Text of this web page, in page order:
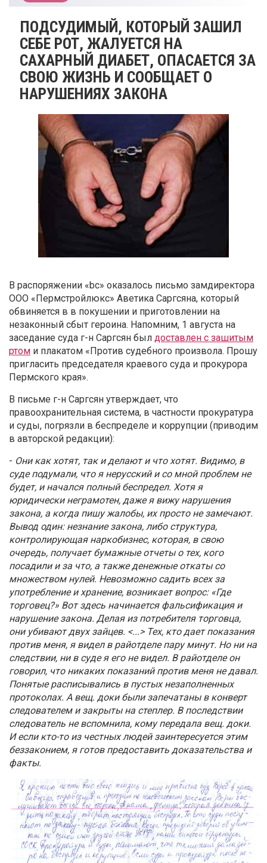
ПОДСУДИМЫЙ, КОТОРЫЙ ЗАШИЛ
СЕБЕ РОТ, ЖАЛУЕТСЯ НА
САХАРНЫЙ ДИАБЕТ, ОПАСАЕТСЯ ЗА
СВОЮ ЖИЗНЬ И СООБЩАЕТ О
НАРУШЕНИЯХ ЗАКОНА
В распоряжении «bc» оказалось письмо замдиректора
ООО «Пермстройлюкс» Аветика Саргсяна, который
обвиняется в в покушении и приготовлении на
незаконный сбыт героина. Напомним, 1 августа на
заседание суда г-н Саргсян был доставлен с зашитым
ртом и плакатом «Против судебного произвола. Прошу
пригласить председателя краевого суда и прокурора
Пермского края».
В письме г-н Саргсян утверждает, что
правоохранительная система, в частности прокуратура
и суды, погрязли в беспределе и коррупции (приводим
в авторской редакции):
- Они как хотят, так и делают и что хотят. Видимо, в
суде подумали, что я нерусский и со мной проблем не
будет, и начался полный беспредел. Хотя я
юридически неграмотен, даже я вижу нарушения
закона, а когда пишу жалобы, их просто не замечают.
Вывод один: незнание закона, либо структура,
контролирующая наркобизнес, которая, в свою
очередь, получает бумажные отчеты о тех, кого
посадили и за что, а также денежные откаты со
множеством нулей. Невозможно садить всех за
употребление и хранение, возникает вопрос: «Где
торговец?» Вот здесь начинается фальсификация и
нарушение закона. Делая из потребителя торговца,
они убивают двух зайцев. <...> Тех, кто дает показания
против меня, я видел в райотделе пару минут. Но ни на
следствии, ни в суде я его не видел. В райотделе он
говорил, что никаких показаний против меня не давал.
Понятые расписывались в пустых незаполненных
протоколах. А вещ. доки были запечатаны в конверт
следователем и закрыты на степлер. В последствии
следователь не вспомнила, кому передала вещ. доки.
И если кто-то из честных людей заинтересуется этим
беззаконием, я готов предоставить доказательства и
факты.